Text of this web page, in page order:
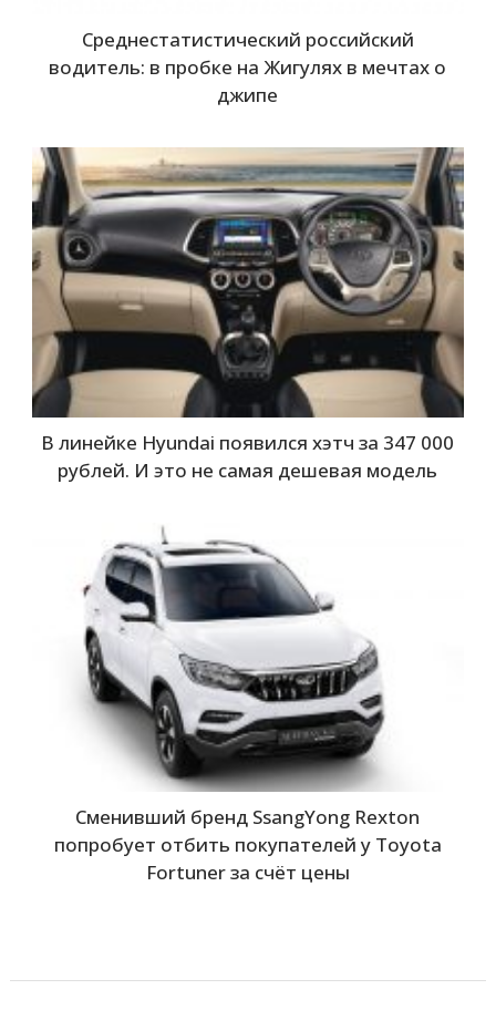
Среднестатистический российский
водитель: в пробке на Жигулях в мечтах о
джипе
В линейке Hyundai появился хэтч за 347 000
рублей. И это не самая дешевая модель
Сменивший бренд SsangYong Rexton
попробует отбить покупателей у Toyota
Fortuner за счёт цены